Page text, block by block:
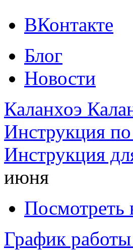
ВКонтакте
Блог
Новости
Каланхоэ
Инструкция
Инструкция
июня
Посмотреть
График